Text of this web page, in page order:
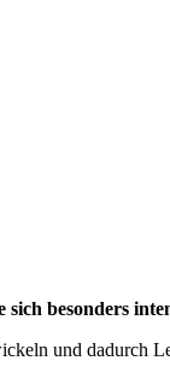
besonders
und dadurch